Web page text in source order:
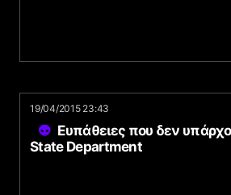
19/04/2015 23:43
Eυπάθειες που δεν
State Department